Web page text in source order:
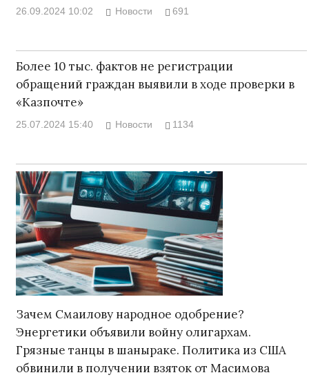
26.09.2024 10:02 Новости 691
Более 10 тыс. фактов не регистрации
обращений граждан выявили в ходе проверки в
«Казпочте»
25.07.2024 15:40 Новости 1134
Зачем Смаилову народное одобрение?
Энергетики объявили войну олигархам.
Грязные танцы в шаныраке. Политика из США
обвинили в получении взяток от Масимова